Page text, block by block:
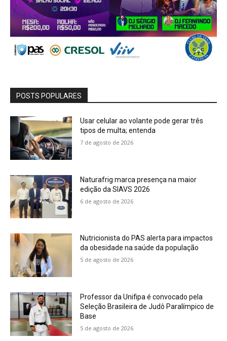
POSTS POPULARES
Usar celular ao volante pode gerar três
tipos de multa; entenda
7 de agosto de 2026
Naturafrig marca presença na maior
edição da SIAVS 2026
6 de agosto de 2026
Nutricionista do PAS alerta para impactos
da obesidade na saúde da população
5 de agosto de 2026
Professor da Unifipa é convocado pela
Seleção Brasileira de Judô Paralímpico de
Base
5 de agosto de 2026